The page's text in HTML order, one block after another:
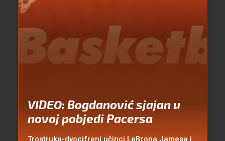
VIDEO: Bogdanović sjajan u
novoj pobjedi Pacersa
Trostruko-dvocifreni učinci LeBrona Jamesa i